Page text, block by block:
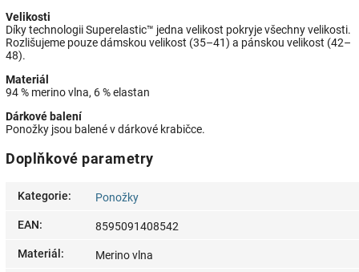
Velikosti
Díky technologii Superelastic™ jedna velikost pokryje všechny velikosti.
Rozlišujeme pouze dámskou velikost (35–41) a pánskou velikost (42–
48).
Materiál
94 % merino vlna, 6 % elastan
Dárkové balení
Ponožky jsou balené v dárkové krabičce.
Doplňkové parametry
Kategorie: Ponožky
EAN: 8595091408542
Materiál : Merino vlna